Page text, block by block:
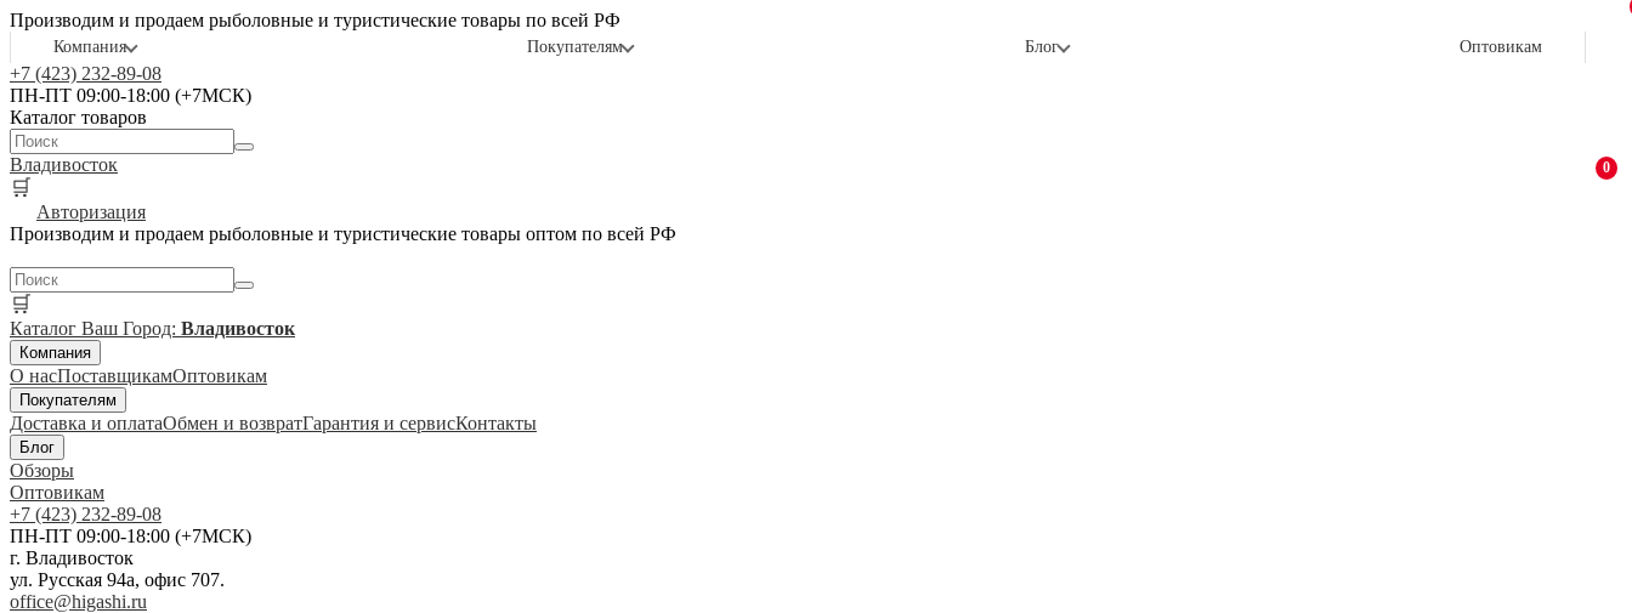
Производим и продаем рыболовные и туристические товары по всей РФ
Компания Покупателям Блог Оптовикам
+7 (423) 232-89-08
ПН-ПТ 09:00-18:00 (+7МСК)
Каталог товаров
Владивосток
🛒
0
Авторизация
Производим и продаем рыболовные и туристические товары оптом по всей РФ
🛒
Каталог Ваш Город: Владивосток
Компания
О насПоставщикамОптовикам
Покупателям
Доставка и оплатаОбмен и возвратГарантия и сервисКонтакты
Блог
Обзоры
Оптовикам
+7 (423) 232-89-08
ПН-ПТ 09:00-18:00 (+7МСК)
г. Владивосток
ул. Русская 94а, офис 707.
office@higashi.ru